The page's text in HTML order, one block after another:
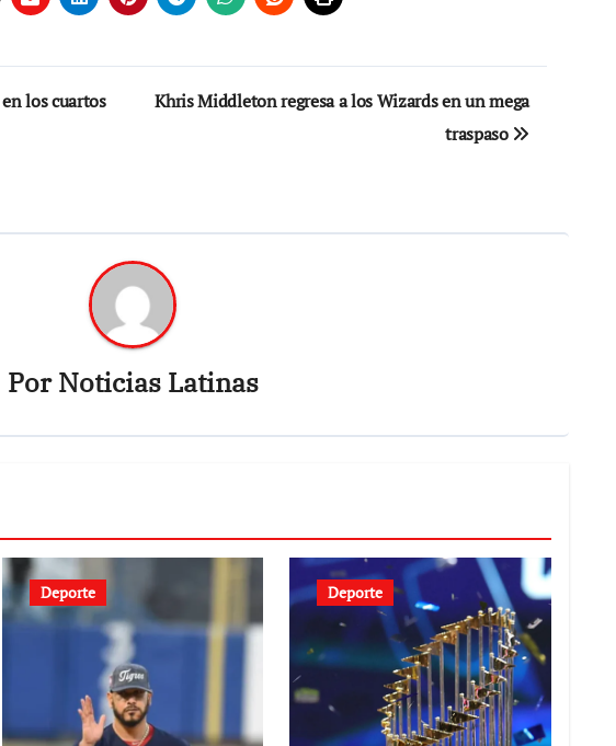
los cuartos
Khris Middleton regresa a los Wizards en un mega
traspaso
PorNoticias Latinas
Deporte Deporte